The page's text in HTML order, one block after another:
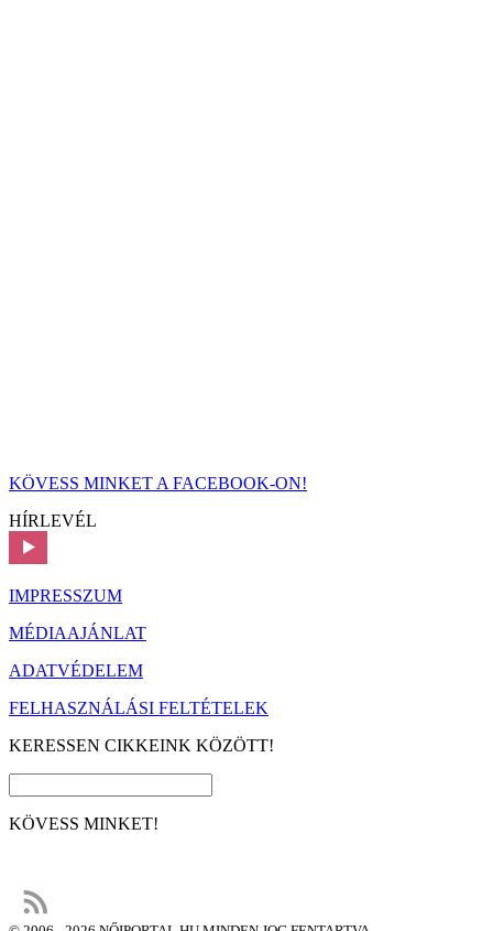
KÖVESS MINKET A FACEBOOK-ON!
HÍRLEVÉL
IMPRESSZUM
MÉDIAAJÁNLAT
ADATVÉDELEM
FELHASZNÁLÁSI FELTÉTELEK
KERESSEN CIKKEINK KÖZÖTT!
KÖVESS MINKET!